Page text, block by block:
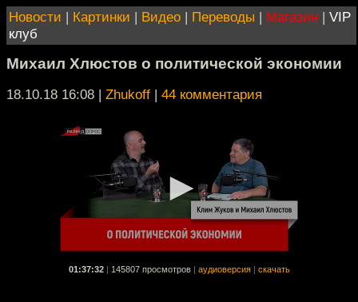
Новости | Картинки | Видео | Переводы | Магазин | VIP
клуб
Михаил Хлюстов о политической экономии
18.10.18 16:08 | Zhukoff | 44 комментария
01:37:32 145807 просмотров аудиоверсия скачать